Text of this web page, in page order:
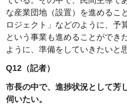
な産業団地（設置）を進めるこ
ロジェクト」などのように、予
という事業も進めることができ
ように、準備をしていきたいと
Q12（記者）
市長の中で、進捗状況として芳
伺いたい。